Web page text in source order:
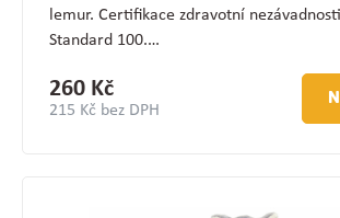
lemur. Certifikace zdravotní
Standard 100.…
260 Kč
215 Kč bez DPH